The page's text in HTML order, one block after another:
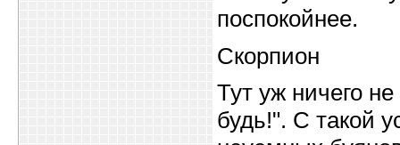
поспокойнее.
Скорпион
Тут уж ничего
будь!". С такой